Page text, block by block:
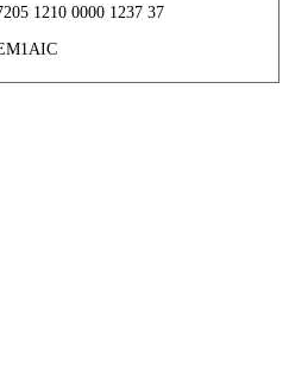
1210 0000 1237 37